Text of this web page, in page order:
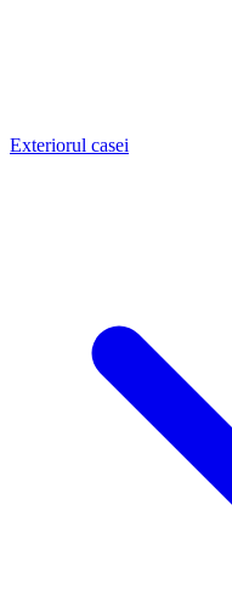
Exteriorul casei